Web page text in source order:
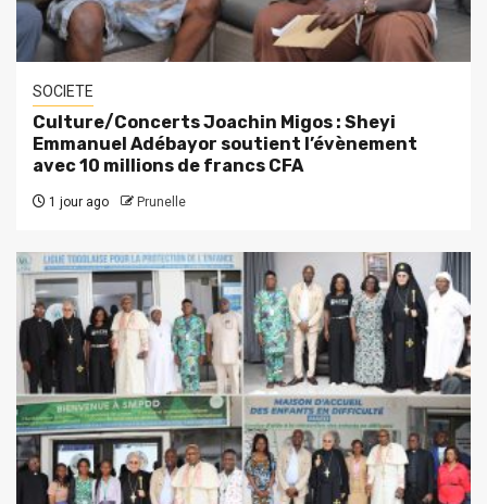
SOCIETE
Culture/Concerts Joachin Migos : Sheyi
Emmanuel Adébayor soutient l’évènement
avec 10 millions de francs CFA
1 jour ago Prunelle